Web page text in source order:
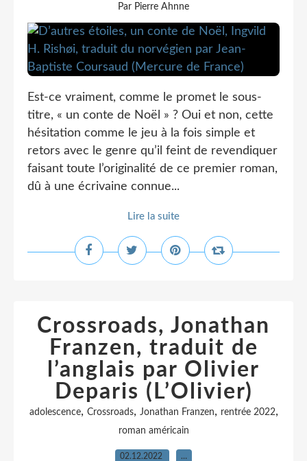
Par Pierre Ahnne
Est-ce vraiment, comme le promet le sous-
titre, « un conte de Noël » ? Oui et non, cette
hésitation comme le jeu à la fois simple et
retors avec le genre qu’il feint de revendiquer
faisant toute l’originalité de ce premier roman,
dû à une écrivaine connue...
Lire la suite
Crossroads, Jonathan
Franzen, traduit de
l’anglais par Olivier
Deparis (L’Olivier)
adolescence, Crossroads, Jonathan Franzen, rentrée 2022,
roman américain
02.12.2022 …